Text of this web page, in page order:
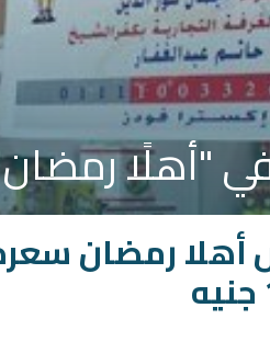
"أهلًا
أهلا رمضان